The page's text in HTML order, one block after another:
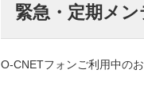
緊急・定期メ
O-CNETフォンご利用中の